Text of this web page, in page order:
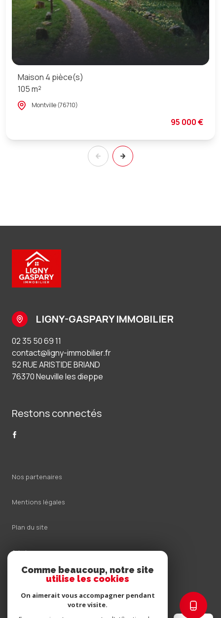
Maison 4 pièce(s)
105 m²
Montville (76710)
95 000 €
LIGNY-GASPARY IMMOBILIER
02 35 50 69 11
contact@ligny-immobilier.fr
52 RUE ARISTIDE BRIAND
76370 Neuville les dieppe
Restons connectés
Nos partenaires
Mentions légales
Plan du site
Admin
Nos honoraires
Comme beaucoup, notre site
utilise les cookies
On aimerait vous accompagner pendant
votre visite.